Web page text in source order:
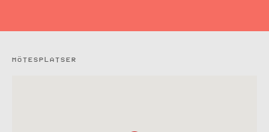
MÖTESPLATSER